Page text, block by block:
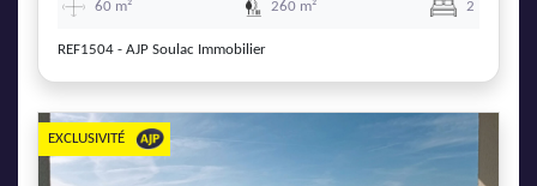
60 m² 260 m² 2
REF1504 - AJP Soulac Immobilier
EXCLUSIVITÉ